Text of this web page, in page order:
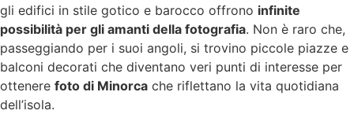
gli edifici in stile gotico e barocco offrono infinite
possibilità per gli amanti della fotografia. Non è raro che,
passeggiando per i suoi angoli, si trovino piccole piazze e
balconi decorati che diventano veri punti di interesse per
ottenere foto di Minorca che riflettano la vita quotidiana
dell’isola.